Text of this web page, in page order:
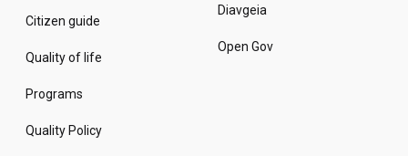
Citizen guide
Quality of life
Programs
Quality Policy
Diavgeia
Open Gov